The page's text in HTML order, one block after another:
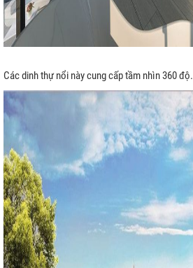
Các dinh thự nổi này cung cấp tầm nhìn 360 độ.